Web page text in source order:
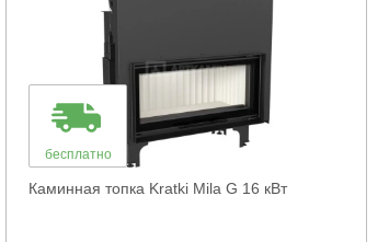
бесплатно
Каминная топка Kratki Mila G 16 кВт